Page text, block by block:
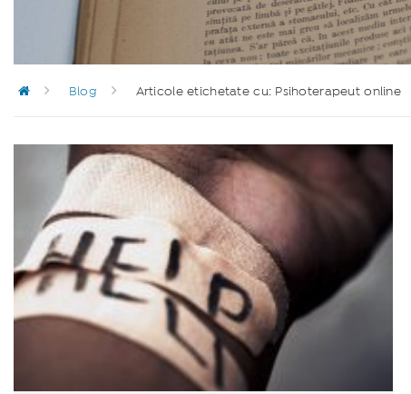
Blog Articole etichetate cu: Psihoterapeut online